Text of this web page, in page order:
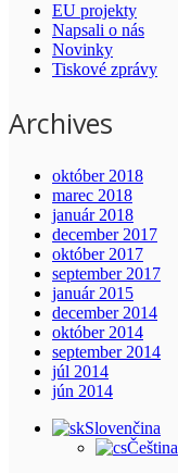
EU projekty
Napsali o nás
Novinky
Tiskové zprávy
Archives
október 2018
marec 2018
január 2018
december 2017
október 2017
september 2017
január 2015
december 2014
október 2014
september 2014
júl 2014
jún 2014
Slovenčina
Čeština